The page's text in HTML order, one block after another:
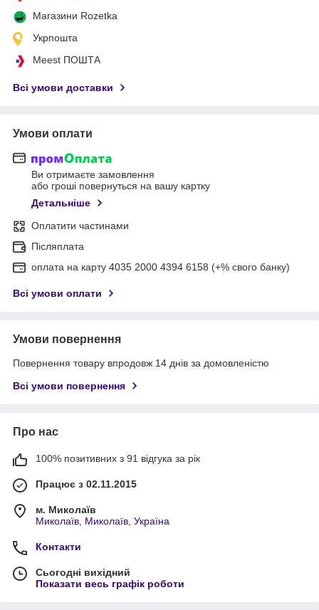
Магазини Rozetka
Укрпошта
Meest ПОШТА
Всі умови доставки
Умови оплати
Ви отримаєте замовлення
або гроші повернуться на вашу картку
Детальніше
Оплатити частинами
Післяплата
оплата на карту 4035 2000 4394 6158 (+% свого банку)
Всі умови оплати
Умови повернення
Повернення товару впродовж 14 днів за домовленістю
Всі умови повернення
Про нас
100% позитивних з 91 відгука за рік
Працює з 02.11.2015
м. Миколаїв
Миколаїв, Миколаїв, Україна
Контакти
Сьогодні вихідний
Показати весь графік роботи